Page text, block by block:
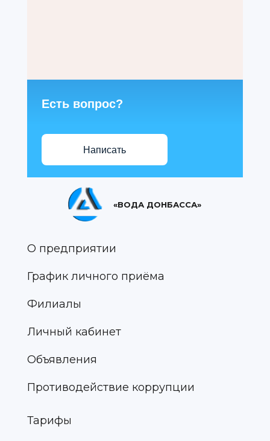
Есть вопрос?
Написать
«ВОДА ДОНБАССА»
О предприятии
График личного приёма
Филиалы
Личный кабинет
Объявления
Противодействие коррупции
Тарифы